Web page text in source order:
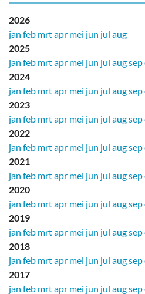
2026
jan feb mrtapr mei jun jul aug
2025
jan feb mrtapr mei jun jul augsep
2024
jan feb mrtapr mei jun jul augsep
2023
jan feb mrtapr mei jun jul augsep
2022
jan feb mrtapr mei jun jul augsep
2021
jan feb mrtapr mei jun jul augsep
2020
jan feb mrtapr mei jun jul augsep
2019
jan feb mrtapr mei jun jul augsep
2018
jan feb mrtapr mei jun jul augsep
2017
jan feb mrtapr mei jun jul augsep